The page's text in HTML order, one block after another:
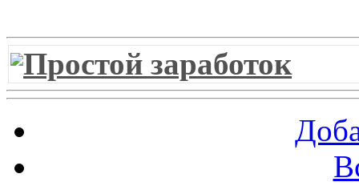
Простой заработок